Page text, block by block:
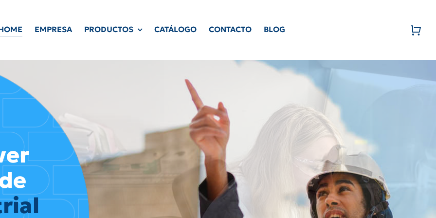
EMPRESA PRODUCTOS CATÁLOGO CONTACTO BLOG